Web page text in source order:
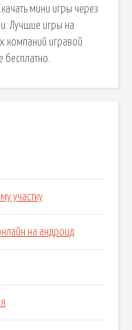
мини игры через
Лучшие игры на
компаний игравой
бесплатно.
участку
на андроид